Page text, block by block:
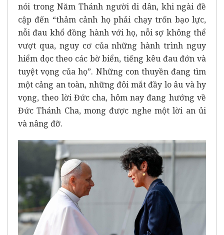
nói trong Năm Thánh người di dân, khi ngài đề
cập đến “thảm cảnh họ phải chạy trốn bạo lực,
nỗi đau khổ đồng hành với họ, nỗi sợ không thể
vượt qua, nguy cơ của những hành trình nguy
hiểm dọc theo các bờ biển, tiếng kêu đau đớn và
tuyệt vọng của họ”. Những con thuyền đang tìm
một cảng an toàn, những đôi mắt đầy lo âu và hy
vọng, theo lời Đức cha, hôm nay đang hướng về
Đức Thánh Cha, mong được nghe một lời an ủi
và nâng đỡ.